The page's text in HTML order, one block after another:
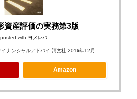
資産評価の実務第3版
posted with ヨメレバ
ナンシャルアドバイ 清文社 2016年12月
Amazon